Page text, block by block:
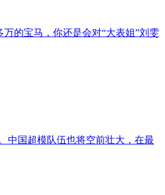
的宝马，你还是会对“大表姐”刘雯
中国超模队伍也将空前壮大，在最